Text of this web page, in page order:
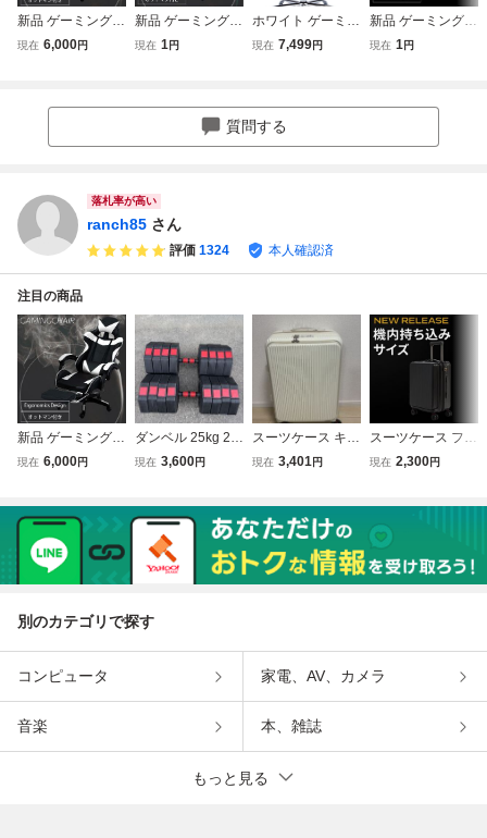
新品 ゲーミングチ
ェア オフィスチェ
現在 6,000円
新品 ゲーミングチ
ェア オフィスチェ
現在 1円
ホワイト ゲーミン
グチェア 150°リ
スチェア 社長椅子
現在 7,499円
新品 ゲーミングチ
ェア オフィスチェ
現在 1円
質問する
落札率が高い
ranch85 さん
評価 1324 本人確認済
注目の商品
新品 ゲーミングチ
ェア オフィスチェ
ワイト
現在 6,000円
ダンベル 25kg 2個
計50kg 可変式 バ
式ダンベル ホーム
ジム トレーニング
筋トレ
現在 3,600円
スーツケース キャ
リーケース フロン
リーバッグ ストッ
パー カップホルダ
ー付き ホワイト
現在 3,401円
スーツケース フロ
ントオープン 機内
ホルダー付 ブラッ
ク
現在 2,300円
別のカテゴリで探す
コンピュータ 家電、AV、カメラ
音楽 本、雑誌
もっと見る